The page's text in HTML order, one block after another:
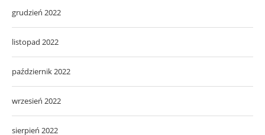
grudzień 2022
listopad 2022
październik 2022
wrzesień 2022
sierpień 2022